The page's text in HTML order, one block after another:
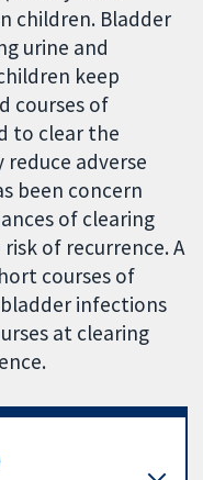
children. Bladder
urine and
keep
courses of
to clear the
adverse
been concern
of clearing
of recurrence. A
courses of
infections
at clearing